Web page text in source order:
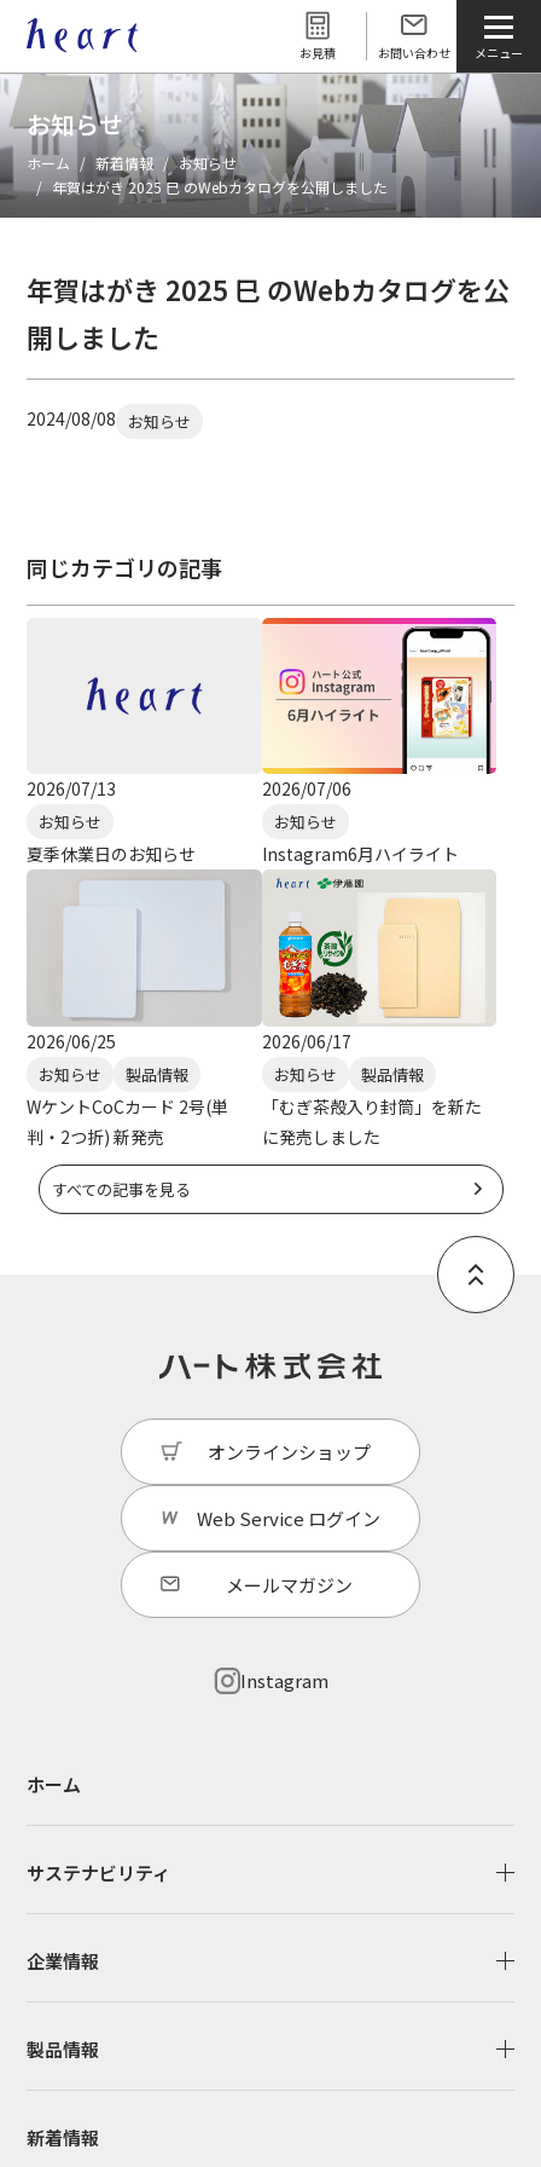
お見積 お問い合わせ
お知らせ
ホーム 新着情報
お知らせ
年賀はがき 2025 巳 のWebカタログを公開しました
年賀はがき 2025 巳 のWebカタログを公
開しました
2024/08/08 お知らせ
同じカテゴリの記事
2026/07/13
お知らせ
夏季休業日のお知らせ
2026/07/06
お知らせ
Instagram6月ハイライト
2026/06/25
お知らせ 製品情報
WケントCoCカード 2号(単
判・2つ折) 新発売
2026/06/17
お知らせ 製品情報
「むぎ茶殻入り封筒」を新た
に発売しました
すべての記事を見る
オンラインショップ
Web Service ログイン
メールマガジン
Instagram
ホーム
サステナビリティ
企業情報
製品情報
新着情報